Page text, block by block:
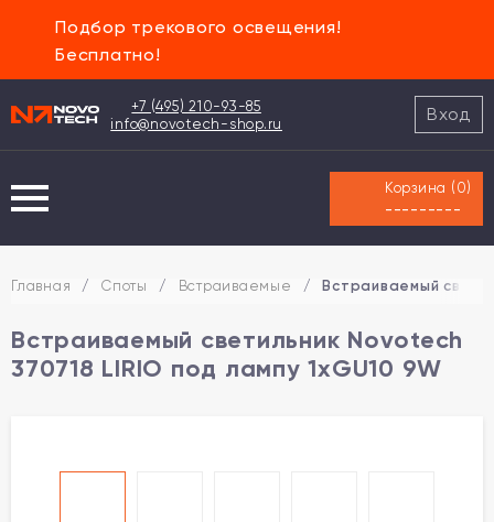
Подбор трекового освещения!
Бесплатно!
+7 (495) 210-93-85
info@novotech-shop.ru
Вход
Корзина ( 0)
---------
Главная / Споты / Встраиваемые / Встраиваемый
Встраиваемый светильник Novotech
370718 LIRIO под лампу 1xGU10 9W